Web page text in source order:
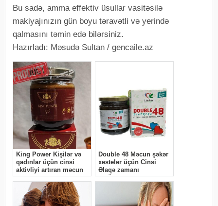
Bu sadə, amma effektiv üsullar vasitəsilə
makiyajınızın gün boyu təravətli və yerində
qalmasını təmin edə bilərsiniz.
Hazırladı: Məsudə Sultan / gencaile.az